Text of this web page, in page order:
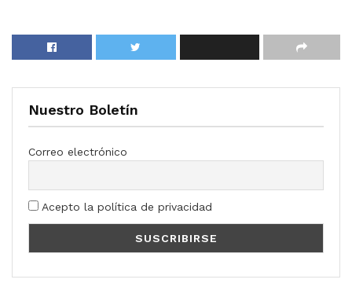
Nuestro Boletín
Correo electrónico
Acepto la política de privacidad